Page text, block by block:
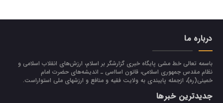
درباره ما
باسمه تعالی خط مشی پایگاه خبری گزارشگر بر اسلام، ارزش‌هاي انقلاب اسلامي و
نظام مقدس جمهوري اسلامي، قانون اسااسی ـ انديشه‌هاي حضرت امام
خميني(ره)، ازجمله پایبندی به ولايت فقيه و منافع و ارزشهاي ملي استواراست.
جدیدترین خبرها